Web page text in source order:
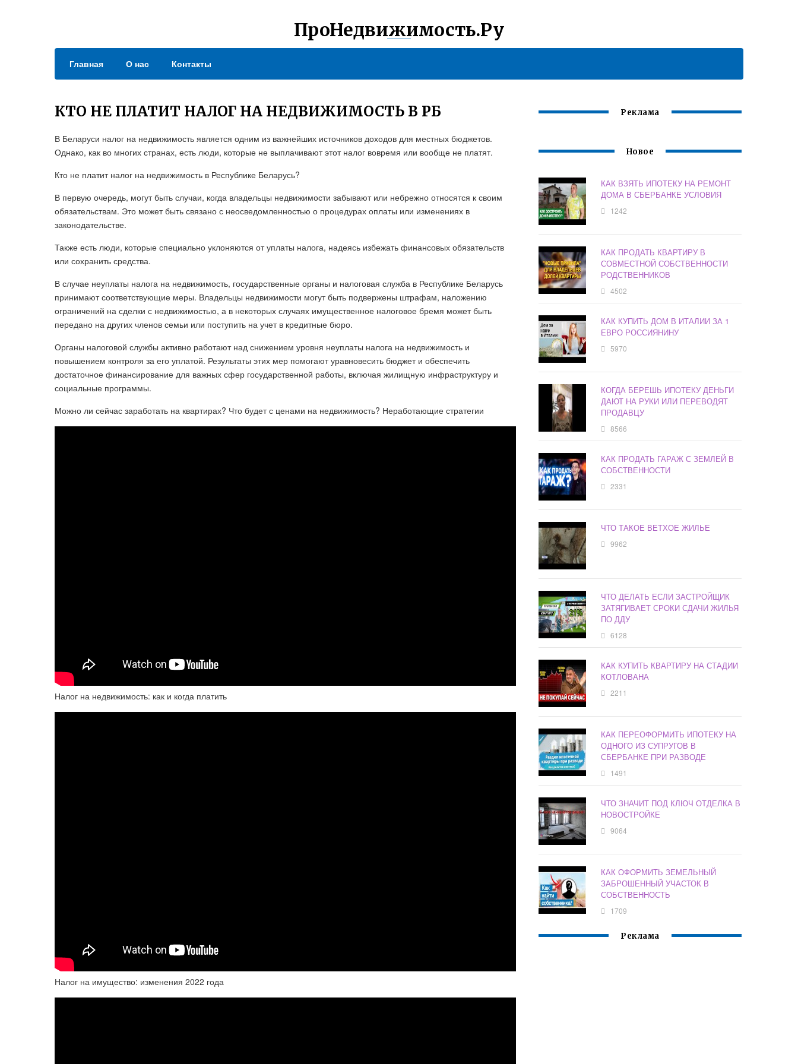
ПроНедвижимость.Ру
Главная О нас Контакты
КТО НЕ ПЛАТИТ НАЛОГ НА НЕДВИЖИМОСТЬ В РБ
В Беларуси налог на недвижимость является одним из важнейших источников доходов для местных бюджетов.
Однако, как во многих странах, есть люди, которые не выплачивают этот налог вовремя или вообще не платят.
Кто не платит налог на недвижимость в Республике Беларусь?
В первую очередь, могут быть случаи, когда владельцы недвижимости забывают или небрежно относятся к своим
обязательствам. Это может быть связано с неосведомленностью о процедурах оплаты или изменениях в
законодательстве.
Также есть люди, которые специально уклоняются от уплаты налога, надеясь избежать финансовых обязательств
или сохранить средства.
В случае неуплаты налога на недвижимость, государственные органы и налоговая служба в Республике Беларусь
принимают соответствующие меры. Владельцы недвижимости могут быть подвержены штрафам, наложению
ограничений на сделки с недвижимостью, а в некоторых случаях имущественное налоговое бремя может быть
передано на других членов семьи или поступить на учет в кредитные бюро.
Органы налоговой службы активно работают над снижением уровня неуплаты налога на недвижимость и
повышением контроля за его уплатой. Результаты этих мер помогают уравновесить бюджет и обеспечить
достаточное финансирование для важных сфер государственной работы, включая жилищную инфраструктуру и
социальные программы.
Можно ли сейчас заработать на квартирах? Что будет с ценами на недвижимость? Неработающие стратегии
Налог на недвижимость: как и когда платить
Налог на имущество: изменения 2022 года
Реклама
Новое
КАК ВЗЯТЬ ИПОТЕКУ НА РЕМОНТ
ДОМА В СБЕРБАНКЕ УСЛОВИЯ
1242
КАК ПРОДАТЬ КВАРТИРУ В
СОВМЕСТНОЙ СОБСТВЕННОСТИ
РОДСТВЕННИКОВ
4502
КАК КУПИТЬ ДОМ В ИТАЛИИ ЗА 1
ЕВРО РОССИЯНИНУ
5970
КОГДА БЕРЕШЬ ИПОТЕКУ ДЕНЬГИ
ДАЮТ НА РУКИ ИЛИ ПЕРЕВОДЯТ
ПРОДАВЦУ
8566
КАК ПРОДАТЬ ГАРАЖ С ЗЕМЛЕЙ В
СОБСТВЕННОСТИ
2331
ЧТО ТАКОЕ ВЕТХОЕ ЖИЛЬЕ
9962
ЧТО ДЕЛАТЬ ЕСЛИ ЗАСТРОЙЩИК
ЗАТЯГИВАЕТ СРОКИ СДАЧИ ЖИЛЬЯ
ПО ДДУ
6128
КАК КУПИТЬ КВАРТИРУ НА СТАДИИ
КОТЛОВАНА
2211
КАК ПЕРЕОФОРМИТЬ ИПОТЕКУ НА
ОДНОГО ИЗ СУПРУГОВ В
СБЕРБАНКЕ ПРИ РАЗВОДЕ
1491
ЧТО ЗНАЧИТ ПОД КЛЮЧ ОТДЕЛКА В
НОВОСТРОЙКЕ
9064
КАК ОФОРМИТЬ ЗЕМЕЛЬНЫЙ
ЗАБРОШЕННЫЙ УЧАСТОК В
СОБСТВЕННОСТЬ
1709
Реклама